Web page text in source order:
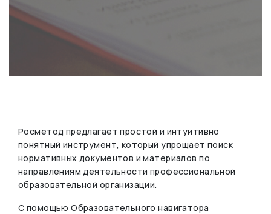
Росметод предлагает простой и интуитивно
понятный инструмент, который упрощает поиск
нормативных документов и материалов по
направлениям деятельности профессиональной
образовательной организации.
С помощью Образовательного навигатора